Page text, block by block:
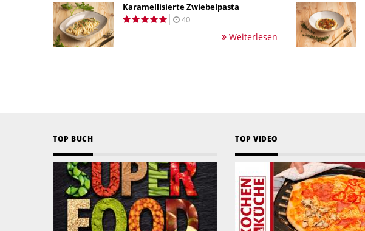
Karamellisierte Zwiebelpasta
40
Weiterlesen
TOP BUCH TOP VIDEO